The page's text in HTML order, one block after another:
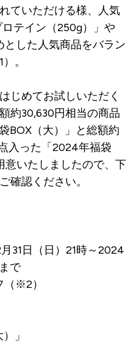
ていただける様、人気
テイン（250g）」や
とした人気商品をバラン
。
じめてお試しいただく
約30,630円相当の商品
BOX（大）」と総額約
入った「2024年福袋
意いたしましたので、下
確認ください。
31日（日）21時～2024
で
（※2）
」